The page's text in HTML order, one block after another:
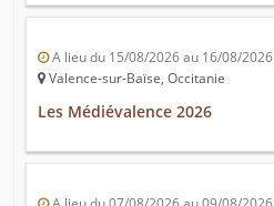
A lieu du 15/08/2026 au 16/08/2026
Valence-sur-Baïse, Occitanie
Les Médiévalence 2026